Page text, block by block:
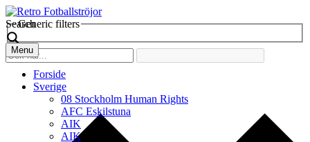
Search
Generic filters
Menu
Forside
Sverige
08 Stockholm Human Rights
AFC Eskilstuna
AIK
AIK